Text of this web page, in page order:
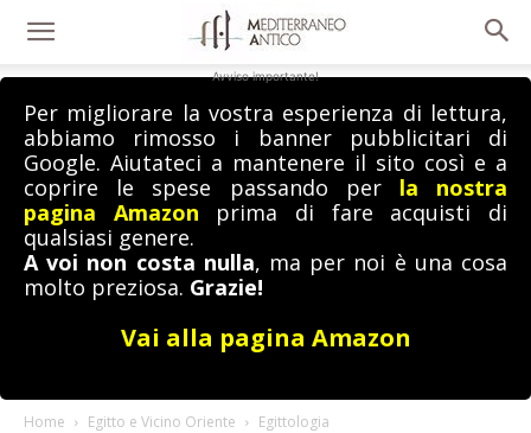
Avviso importante!
Per migliorare la vostra esperienza di lettura,
abbiamo rimosso i banner pubblicitari di
Google. Aiutateci a mantenere il sito così e a
coprire le spese passando per la nostra
pagina Amazon prima di fare acquisti di
qualsiasi genere.
A voi non costa nulla, ma per noi è una cosa
molto preziosa. Grazie!
Vai alla pagina Amazon
Home Egitto e Vicino Oriente Egittologia